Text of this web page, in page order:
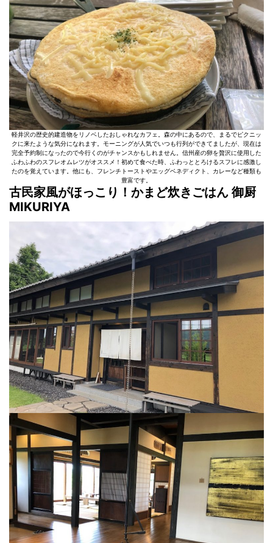
軽井沢の歴史的建造物をリノベしたおしゃれなカフェ。森の中にあるので、まるでピクニッ
クに来たような気分になれます。モーニングが人気でいつも行列ができてましたが、現在は
完全予約制になったので今行くのがチャンスかもしれません。信州産の卵を贅沢に使用した
ふわふわのスフレオムレツがオススメ！初めて食べた時、ふわっととろけるスフレに感激し
たのを覚えています。他にも、フレンチトーストやエッグベネディクト、カレーなど種類も
豊富です。
古民家風がほっこり！かまど炊きごはん 御厨
MIKURIYA